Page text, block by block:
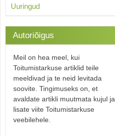
Uuringud
Autoriõigus
Meil on hea meel, kui
Toitumistarkuse artiklid teile
meeldivad ja te neid levitada
soovite. Tingimuseks on, et
avaldate artikli muutmata kujul ja
lisate viite Toitumistarkuse
veebilehele.